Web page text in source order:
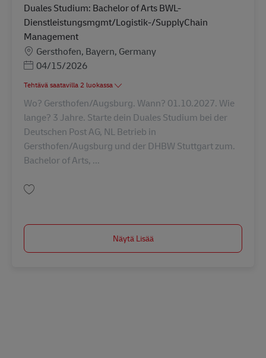
Duales Studium: Bachelor of Arts BWL-
Dienstleistungsmgmt/Logistik-/SupplyChain
Management
SijaintiGersthofen, Bayern, Germany
Posted Date
04/15/2026
Tehtävä saatavilla 2 luokassa
Wo? Gersthofen/Augsburg. Wann? 01.10.2027. Wie
lange? 3 Jahre. Starte dein Duales Studium bei der
Deutschen Post AG, NL Betrieb in
Gersthofen/Augsburg und der DHBW Stuttgart zum.
Bachelor of Arts, ...
Näytä Lisää